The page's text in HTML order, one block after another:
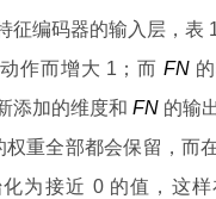
征编码器的输入层，表
作而增大 1；而 FN
添加的维度和FN 的输
重全部都会保留，而
为接近 0 的值，这